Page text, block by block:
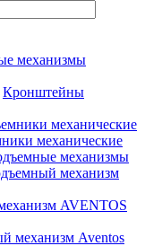
механизмы
Кронштейны
механические
механизмы
механизм
AVENTOS
механизм Aventos